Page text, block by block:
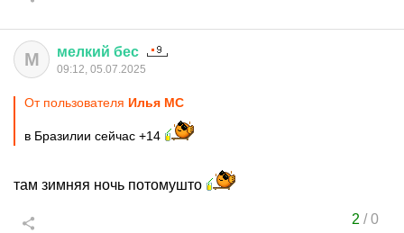
М мелкий бес
09:12, 05.07.2025
От пользователя Илья MC
в Бразилии сейчас +14
там зимняя ночь потомушто
2 /0